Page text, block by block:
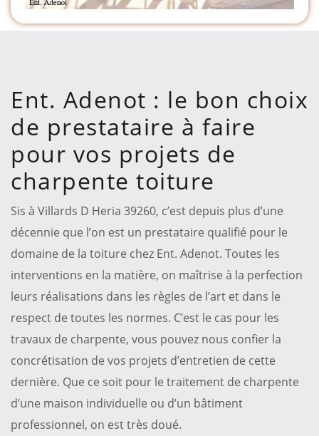
Ent. Adenot : le bon choix
de prestataire à faire
pour vos projets de
charpente toiture
Sis à Villards D Heria 39260, c’est depuis plus d’une
décennie que l’on est un prestataire qualifié pour le
domaine de la toiture chez Ent. Adenot. Toutes les
interventions en la matière, on maîtrise à la perfection
leurs réalisations dans les règles de l’art et dans le
respect de toutes les normes. C’est le cas pour les
travaux de charpente, vous pouvez nous confier la
concrétisation de vos projets d’entretien de cette
dernière. Que ce soit pour le traitement de charpente
d’une maison individuelle ou d’un bâtiment
professionnel, on est très doué.